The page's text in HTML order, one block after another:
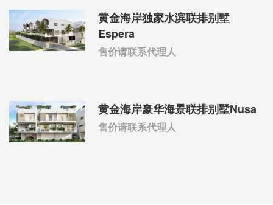
黄金海岸独家水滨联排别墅
Espera
售价请联系代理人
黄金海岸豪华海景联排别墅Nusa
售价请联系代理人